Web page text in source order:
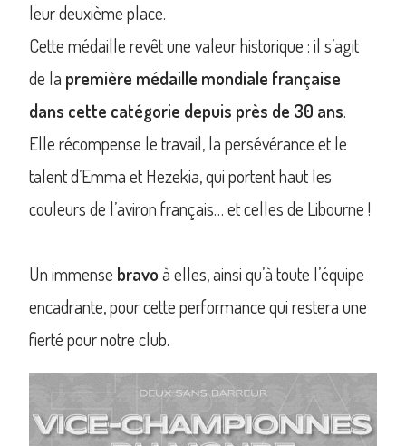
leur deuxième place.
Cette médaille revêt une valeur historique : il s’agit
de la première médaille mondiale française
dans cette catégorie depuis près de 30 ans.
Elle récompense le travail, la persévérance et le
talent d’Emma et Hezekia, qui portent haut les
couleurs de l’aviron français… et celles de Libourne !
Un immense bravoà elles, ainsi qu’à toute l’équipe
encadrante, pour cette performance qui restera une
fierté pour notre club.